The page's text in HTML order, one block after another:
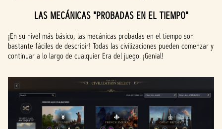
LAS MECÁNICAS "PROBADAS EN EL TIEMPO"
¡En su nivel más básico, las mecánicas probadas en el tiempo son
bastante fáciles de describir! Todas las civilizaciones pueden comenzar y
continuar a lo largo de cualquier Era del juego. ¡Genial!